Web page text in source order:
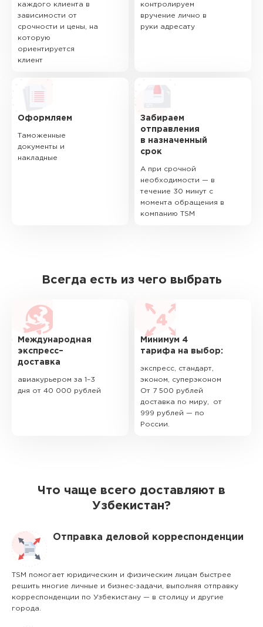
каждого клиента в
зависимости от
срочности и цены, на
которую
ориентируется
клиент
контролируем
вручение лично в
руки адресату
Оформляем
Таможенные
документы и
накладные
Забираем
отправления
в назначенный
срок
А при срочной
необходимости — в
течение 30 минут с
момента обращения в
компанию TSM
Всегда есть из чего выбрать
Международная
экспресс–
доставка
авиакурьером за 1–3
дня от 40 000 рублей
Минимум 4
тарифа на выбор:
экспресс, стандарт,
эконом, суперэконом
От 7 500 рублей
доставка по миру, от
999 рублей — по
России.
Что чаще всего доставляют в
Узбекистан?
Отправка деловой корреспонденции
TSM помогает юридическим и физическим лицам быстрее
решить многие личные и бизнес-задачи, выполняя отправку
корреспонденции по Узбекистану — в столицу и другие
города.